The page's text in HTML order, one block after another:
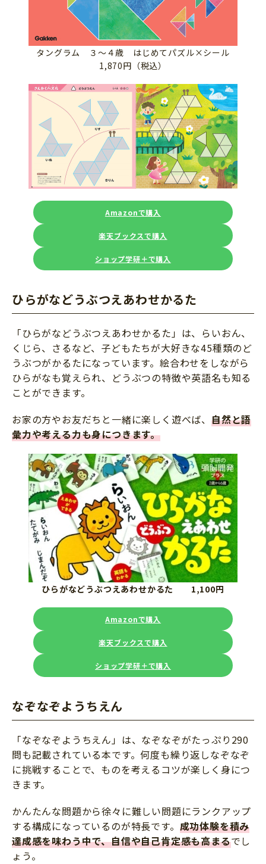
タングラム ３～４歳 はじめてパズル×シール
1,870円（税込）
Amazonで購入
楽天ブックスで購入
ショップ学研＋で購入
ひらがなどうぶつえあわせかるた
「ひらがなどうぶつえあわせかるた」は、らいおん、
くじら、さるなど、子どもたちが大好きな45種類のど
うぶつがかるたになっています。絵合わせをしながら
ひらがなも覚えられ、どうぶつの特徴や英語名も知る
ことができます。
お家の方やお友だちと一緒に楽しく遊べば、 自然と語
彙力や考える力も身につきます。
ひらがなどうぶつえあわせかるた 1,100円
Amazonで購入
楽天ブックスで購入
ショップ学研＋で購入
なぞなぞようちえん
「なぞなぞようちえん」は、なぞなぞがたっぷり290
問も記載されている本です。何度も繰り返しなぞなぞ
に挑戦することで、ものを考えるコツが楽しく身につ
きます。
かんたんな問題から徐々に難しい問題にランクアップ
する構成になっているのが特長です。 成功体験を積み
達成感を味わう中で、自信や自己肯定感も高まるでし
ょう。